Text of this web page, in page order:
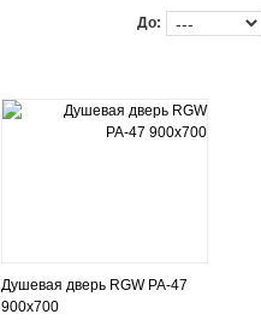
До:
Душевая дверь RGW РА-47
900x700